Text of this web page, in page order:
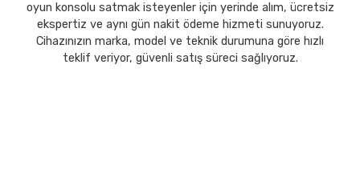
oyun konsolu satmak isteyenler için yerinde alım, ücretsiz
ekspertiz ve aynı gün nakit ödeme hizmeti sunuyoruz.
Cihazınızın marka, model ve teknik durumuna göre hızlı
teklif veriyor, güvenli satış süreci sağlıyoruz.